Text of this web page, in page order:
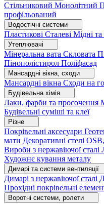
Стільниковий Монолітний
профільований
Водостічні системи
Пластикові Сталеві Мідні та
Утеплювачі
Мінеральна вата Скловата
Пінополістирол Поліфасад
Мансардні вікна, сходи
Мансардні вікна Сходи на
Будівельна хімія
Лаки, фарби та просочення
Будівельні суміші та клеї
Різне
Покрівельні аксесуари
мати Декоративні стелі
Вироби з нержавіючої сталі
Художнє кування металу
Димарі та системи вентиляції
Димарі з нержавіючої сталі
Прохідні покрівельні
Воротні системи, ролети